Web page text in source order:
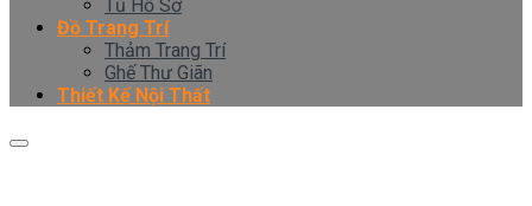
Tủ Hồ Sơ
Đồ Trang Trí
Thảm Trang Trí
Ghế Thư Giãn
Thiết Kế Nội Thất